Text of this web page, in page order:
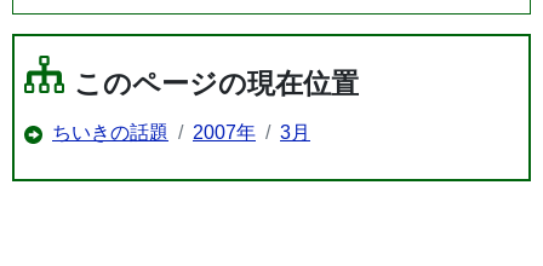
このページの現在位置
ちいきの話題 2007年 3月